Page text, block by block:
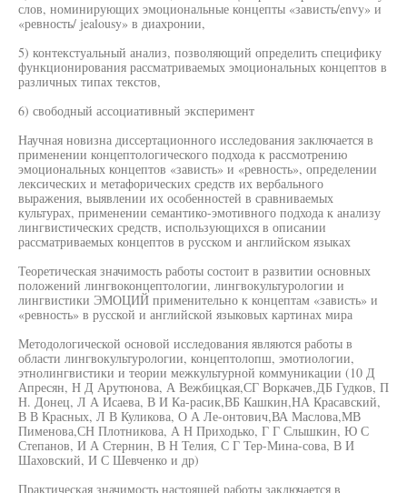
слов, номинирующих эмоциональные концепты «зависть/envy» и
«ревность/ jealousy» в диахронии,
5) контекстуальный анализ, позволяющий определить специфику
функционирования рассматриваемых эмоциональных концептов в
различных типах текстов,
6) свободный ассоциативный эксперимент
Научная новизна диссертационного исследования заключается в
применении концептологического подхода к рассмотрению
эмоциональных концептов «зависть» и «ревность», определении
лексических и метафорических средств их вербального
выражения, выявлении их особенностей в сравниваемых
культурах, применении семантико-эмотивного подхода к анализу
лингвистических средств, использующихся в описании
рассматриваемых концептов в русском и английском языках
Теоретическая значимость работы состоит в развитии основных
положений лингвоконцептологии, лингвокультурологии и
лингвистики ЭМОЦИЙ применительно к концептам «зависть» и
«ревность» в русской и английской языковых картинах мира
Методологической основой исследования являются работы в
области лингвокультурологии, концептолопш, эмотиологии,
этнолингвистики и теории межкультурной коммуникации (10 Д
Апресян, Н Д Арутюнова, А Вежбицкая,СГ Воркачев,ДБ Гудков, П
Н. Донец, Л А Исаева, В И Ка-расик,ВБ Кашкин,НА Красавский,
В В Красных, Л В Куликова, О А Ле-онтович,ВА Маслова,МВ
Пименова,СН Плотникова, А Н Приходько, Г Г Слышкин, Ю С
Степанов, И А Стернин, В Н Телия, С Г Тер-Мина-сова, В И
Шаховский, И С Шевченко и др)
Практическая значимость настоящей работы заключается в